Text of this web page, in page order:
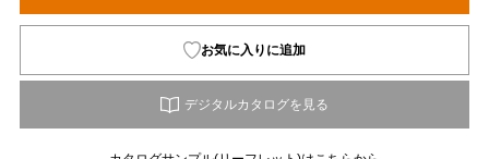
お気に入りに追加